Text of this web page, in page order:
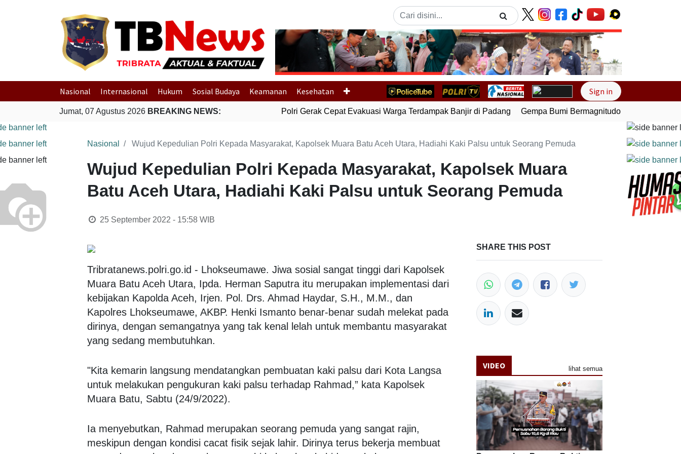
Previous Next
Nasional Internasional Hukum Sosial Budaya Keamanan Kesehatan Sign in
Jumat, 07 Agustus 2026 BREAKING NEWS: Polri Gerak Cepat Evakuasi Warga Terdampak Banjir di Padang Gempa Bumi Bermagnitudo 5,1 Kembali
Nasional Wujud Kepedulian Polri Kepada Masyarakat, Kapolsek Muara Batu Aceh Utara, Hadiahi Kaki Palsu untuk Seorang Pemuda
Wujud Kepedulian Polri Kepada Masyarakat, Kapolsek Muara
Batu Aceh Utara, Hadiahi Kaki Palsu untuk Seorang Pemuda
25 September 2022 - 15:58WIB
Tribratanews.polri.go.id - Lhokseumawe. Jiwa sosial sangat tinggi dari Kapolsek
Muara Batu Aceh Utara, Ipda. Herman Saputra itu merupakan implementasi dari
kebijakan Kapolda Aceh, Irjen. Pol. Drs. Ahmad Haydar, S.H., M.M., dan
Kapolres Lhokseumawe, AKBP. Henki Ismanto benar-benar sudah melekat pada
dirinya, dengan semangatnya yang tak kenal lelah untuk membantu masyarakat
yang sedang membutuhkan.
"Kita kemarin langsung mendatangkan pembuatan kaki palsu dari Kota Langsa
untuk melakukan pengukuran kaki palsu terhadap Rahmad,” kata Kapolsek
Muara Batu, Sabtu (24/9/2022).
Ia menyebutkan, Rahmad merupakan seorang pemuda yang sangat rajin,
meskipun dengan kondisi cacat fisik sejak lahir. Dirinya terus bekerja membuat
SHARE THIS POST
VIDEO lihat semua